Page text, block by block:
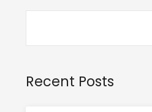
Recent Posts